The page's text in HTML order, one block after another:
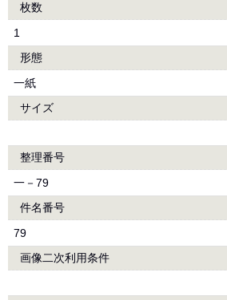
枚数
1
形態
一紙
サイズ
整理番号
一－79
件名番号
79
画像二次利用条件